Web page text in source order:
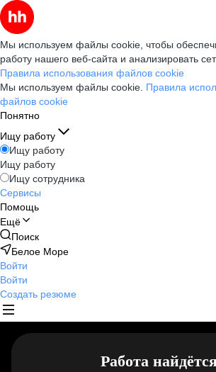
Мы используем файлы cookie, чтобы
работу нашего веб-сайта и анализировать
Правила использования файлов cookie
Мы используем файлы cookie. Правила
файлов cookie
Понятно
Ищу работу
Ищу работу
Ищу работу
Ищу сотрудника
Сервисы
Помощь
Ещё
Поиск
Белое Море
Войти
Войти
Создать резюме
Работа